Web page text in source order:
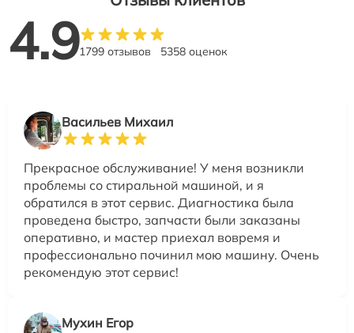
4.91799 отзывов 5358 оценок
Васильев Михаил
Прекрасное обслуживание! У меня возникли
проблемы со стиральной машиной, и я
обратился в этот сервис. Диагностика была
проведена быстро, запчасти были заказаны
оперативно, и мастер приехал вовремя и
профессионально починил мою машину. Очень
рекомендую этот сервис!
Мухин Егор